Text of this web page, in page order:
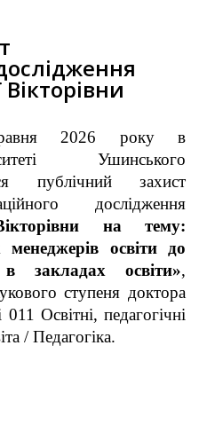
2026 року в
Ушинського
публічний захист
дослідження
на тему:
менеджерів освіти до
закладах освіти»,
ступеня доктора
011 Освітні, педагогічні
/ Педагогіка.